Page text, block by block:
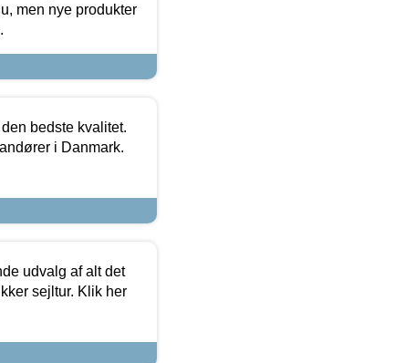
men nye produkter
bedste kvalitet.
i Danmark.
udvalg af alt det
sejltur. Klik her